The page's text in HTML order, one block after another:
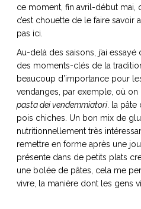
ce moment, fin avril-début mai,
c’est chouette de le faire savoir
pas ici.
Au-delà des saisons, j’ai essayé
des moments-clés de la
beaucoup d’importance pour
vendanges, par exemple, où
pasta dei vendemmiatori. la pâte
pois chiches. Un bon mix de
nutritionnellement très
remettre en forme après une
présente dans de petits plats
une bolée de pâtes, cela me
vivre, la manière dont les gens